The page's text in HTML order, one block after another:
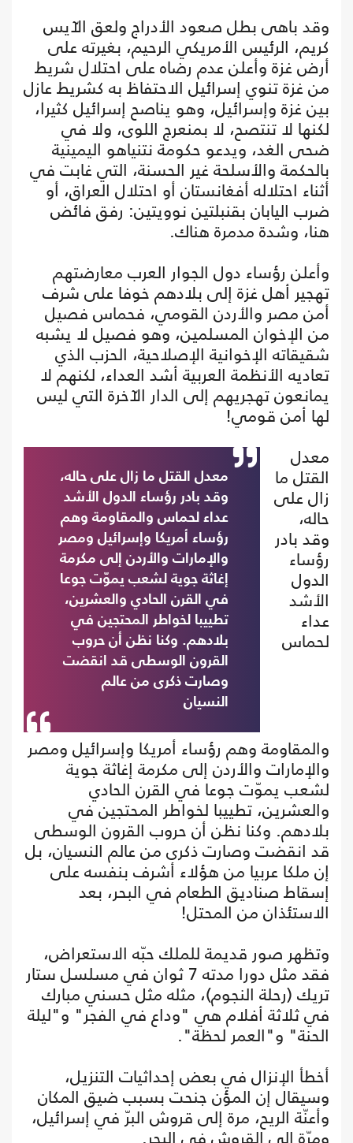
وقد باهى بطل صعود الأدراج ولعق الآيس
كريم، الرئيس الأمريكي الرحيم، بغيرته على
أرض غزة وأعلن عدم رضاه على احتلال شريط
من غزة تنوي إسرائيل الاحتفاظ به كشريط عازل
بين غزة وإسرائيل، وهو يناصح إسرائيل كثيرا،
لكنها لا تنتصح، لا بمنعرج اللوى، ولا في
ضحى الغد، ويدعو حكومة نتنياهو اليمينية
بالحكمة والأسلحة غير الحسنة، التي غابت في
أثناء احتلاله أفغانستان أو احتلال العراق، أو
ضرب اليابان بقنبلتين نوويتين: رفق فائض
هنا، وشدة مدمرة هناك.
وأعلن رؤساء دول الجوار العرب معارضتهم
تهجير أهل غزة إلى بلادهم خوفا على شرف
أمن مصر والأردن القومي، فحماس فصيل
من الإخوان المسلمين، وهو فصيل لا يشبه
شقيقاته الإخوانية الإصلاحية، الحزب الذي
تعاديه الأنظمة العربية أشد العداء، لكنهم لا
يمانعون تهجريهم إلى الدار الآخرة التي ليس
لها أمن قومي!
معدل القتل ما زال على حاله،
وقد بادر رؤساء الدول الأشد
عداء لحماس والمقاومة وهم
رؤساء أمريكا وإسرائيل ومصر
والإمارات والأردن إلى مكرمة
إغاثة جوية لشعب يموّت جوعا
في القرن الحادي والعشرين،
تطييبا لخواطر المحتجين في
بلادهم. وكنا نظن أن حروب
القرون الوسطى قد انقضت
وصارت ذكرى من عالم
النسيان
معدل
القتل ما
زال على
حاله،
وقد بادر
رؤساء
الدول
الأشد
عداء
لحماس
والمقاومة وهم رؤساء أمريكا وإسرائيل ومصر
والإمارات والأردن إلى مكرمة إغاثة جوية
لشعب يموّت جوعا في القرن الحادي
والعشرين، تطييبا لخواطر المحتجين في
بلادهم. وكنا نظن أن حروب القرون الوسطى
قد انقضت وصارت ذكرى من عالم النسيان، بل
إن ملكا عربيا من هؤلاء أشرف بنفسه على
إسقاط صناديق الطعام في البحر، بعد
الاستئذان من المحتل!
وتظهر صور قديمة للملك حبّه الاستعراض،
فقد مثل دورا مدته 7 ثوان في مسلسل ستار
تريك (رحلة النجوم)، مثله مثل حسني مبارك
في ثلاثة أفلام هي "وداع في الفجر" و"ليلة
الحنة" و"العمر لحظة".
أخطأ الإنزال في بعض إحداثيات التنزيل،
وسيقال إن المؤن جنحت بسبب ضيق المكان
وأعنّة الريح، مرة إلى قروش البرّ في إسرائيل،
ومرّة إلى القروش في البحر.